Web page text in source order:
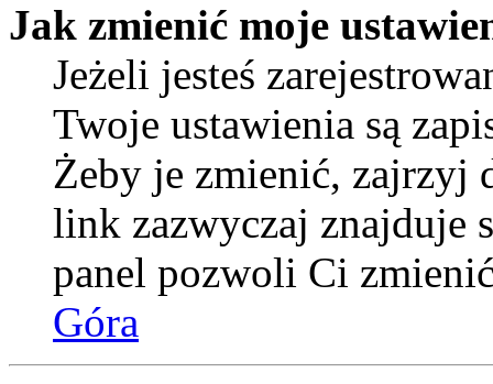
Jak zmienić moje
Jeżeli jesteś
Twoje ustawienia są
Żeby je zmienić, zajrzyj
link zazwyczaj znajduje
panel pozwoli Ci
Góra